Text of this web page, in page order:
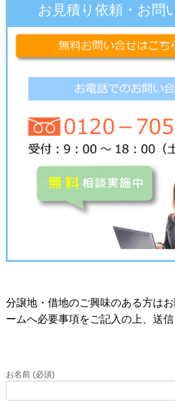
お見積り依頼・お問
分譲地・借地のご興味のある方は
ームへ必要事項をご記入の上、送信
お名前 (必須)